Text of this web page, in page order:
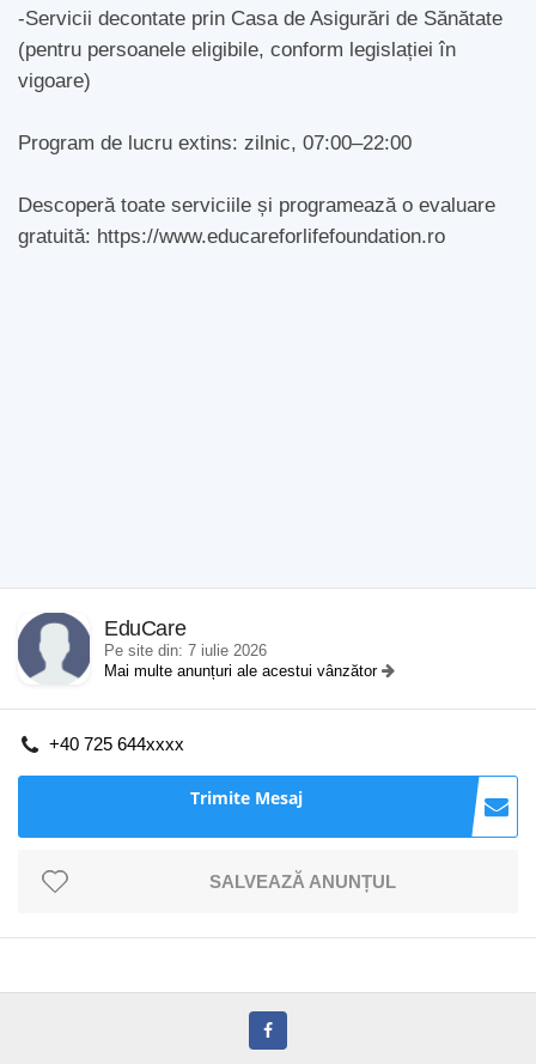
-Servicii decontate prin Casa de Asigurări de Sănătate
(pentru persoanele eligibile, conform legislației în
vigoare)
Program de lucru extins: zilnic, 07:00–22:00
Descoperă toate serviciile și programează o evaluare
gratuită: https://www.educareforlifefoundation.ro
EduCare
Pe site din: 7 iulie 2026
Mai multe anunțuri ale acestui vânzător
+40 725 644xxxx
Trimite Mesaj
SALVEAZĂ ANUNȚUL